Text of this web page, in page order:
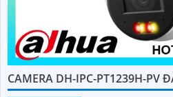
CAMERA DH-IPC-PT1239H-PV